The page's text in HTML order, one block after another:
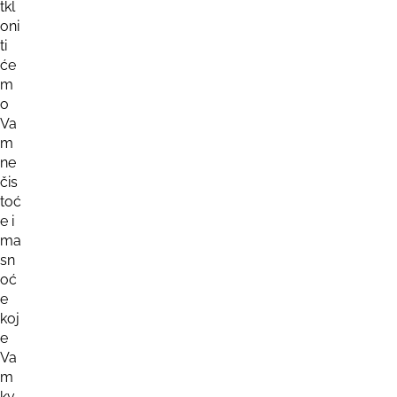
tkl
oni
ti
će
m
o
Va
m
ne
čis
toć
e i
ma
sn
oć
e
koj
e
Va
m